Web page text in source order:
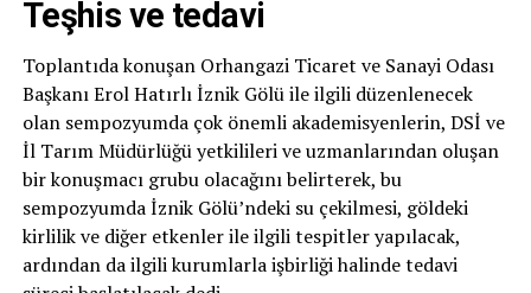
Teşhis ve tedavi
Toplantıda konuşan Orhangazi Ticaret ve Sanayi Odası
Başkanı Erol Hatırlı İznik Gölü ile ilgili düzenlenecek
olan sempozyumda çok önemli akademisyenlerin, DSİ ve
İl Tarım Müdürlüğü yetkilileri ve uzmanlarından oluşan
bir konuşmacı grubu olacağını belirterek, bu
sempozyumda İznik Gölü’ndeki su çekilmesi, göldeki
kirlilik ve diğer etkenler ile ilgili tespitler yapılacak,
ardından da ilgili kurumlarla işbirliği halinde tedavi